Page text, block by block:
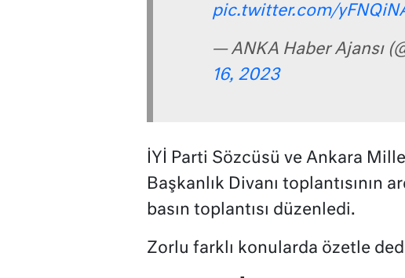
pic.twitter.com/
— ANKA Haber Ajansı
16, 2023
İYİ Parti Sözcüsü ve Ankara
Başkanlık Divanı toplantısının
basın toplantısı düzenledi.
Zorlu farklı konularda özetle